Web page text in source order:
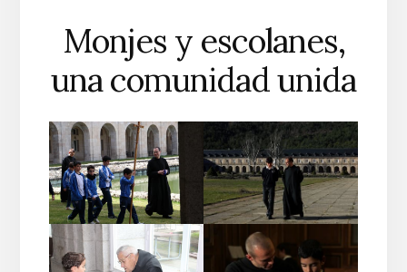
Monjes y escolanes,
una comunidad unida